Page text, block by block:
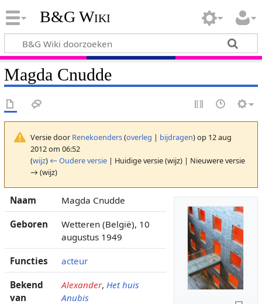
B&G Wiki
Magda Cnudde
Versie door Renekoenders(overleg | bijdragen)op 12 aug
2012 om 06:52
(wijz) ← Oudere versie| Huidige versie (wijz) | Nieuwere versie
→ (wijz)
Naam Magda Cnudde
Geboren
Wetteren (België), 10
augustus 1949
Functies acteur
Bekend
van
Alexander, Het huis
Anubis